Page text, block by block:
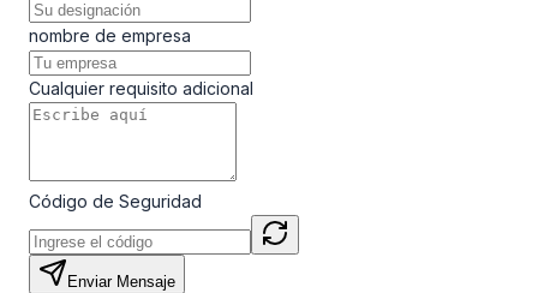
nombre de empresa
Cualquier requisito adicional
Código de Seguridad
Enviar Mensaje